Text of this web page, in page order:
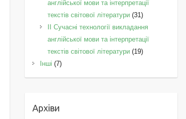
англійської мови та інтерпретації
текстів світової літератури(31)
II Cучасні технології викладання
англійської мови та інтерпретації
текстів світової літератури(19)
Інші (7)
Архіви